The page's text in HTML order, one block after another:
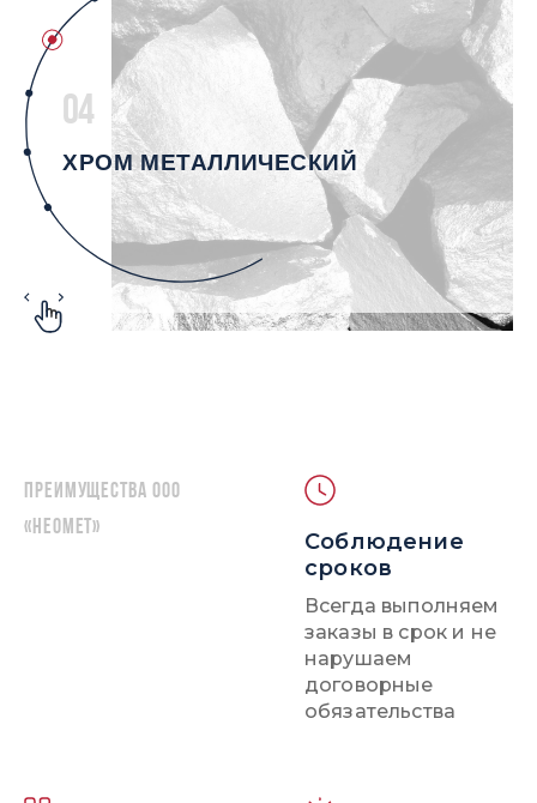
04
ХРОМ МЕТАЛЛИЧЕСКИЙ
Преимущества ООО
«НЕОМЕТ»
Соблюдение
сроков
Всегда выполняем
заказы в срок и не
нарушаем
договорные
обязательства